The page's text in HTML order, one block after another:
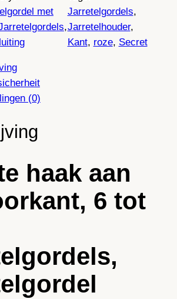
0
9
,
4
€
met
,
Jarretelgordels
Jarretelhouder
Kant, roze, Secret
(0)
haak aan
6 tot